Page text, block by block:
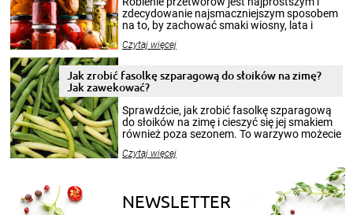
zdecydowanie najsmaczniejszym sposobem
na to, by zachować smaki wiosny, lata i
krajobrazów, by cieszyć nimi oko w sezonie
pełni poczuć atmosferę cieplejszych
miesięcy. Przygotowanie słoików ze
patenty, które pozwolą zachować świeżość
przetworów.
Czytaj więcej
Jak zrobić fasolkę szparagową do słoików na zimę?
Jak zawekować?
Sprawdźcie, jak zrobić fasolkę szparagową
do słoików na zimę i cieszyć się jej smakiem
również poza sezonem. To warzywo możecie
nasze propozycje!
Czytaj więcej
NEWSLETTER